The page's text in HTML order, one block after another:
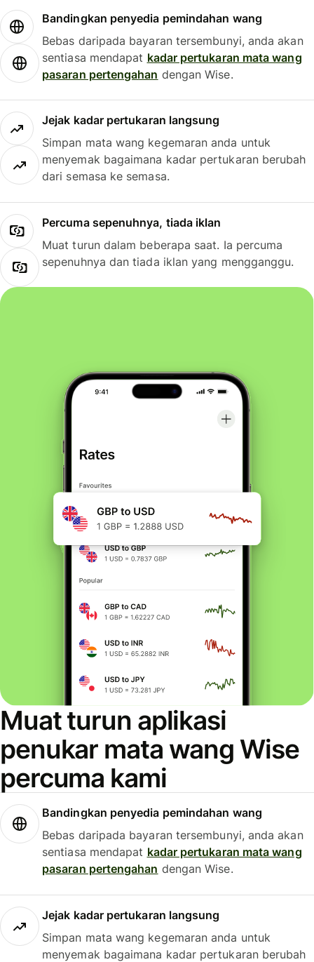
Bandingkan penyedia pemindahan wang
Bebas daripada bayaran tersembunyi, anda akan
sentiasa mendapat kadar pertukaran mata wang
pasaran pertengahan dengan Wise.
Jejak kadar pertukaran langsung
Simpan mata wang kegemaran anda untuk
menyemak bagaimana kadar pertukaran berubah
dari semasa ke semasa.
Percuma sepenuhnya, tiada iklan
Muat turun dalam beberapa saat. Ia percuma
sepenuhnya dan tiada iklan yang mengganggu.
Muat turun aplikasi
penukar mata wang Wise
percuma kami
Bandingkan penyedia pemindahan wang
Bebas daripada bayaran tersembunyi, anda akan
sentiasa mendapat kadar pertukaran mata wang
pasaran pertengahan dengan Wise.
Jejak kadar pertukaran langsung
Simpan mata wang kegemaran anda untuk
menyemak bagaimana kadar pertukaran berubah